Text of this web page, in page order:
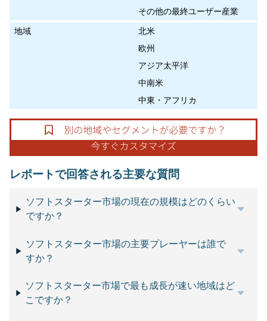
その他の最終ユーザー産業
地域
北米
欧州
アジア太平洋
中南米
中東・アフリカ
レポートで回答される主要な質問
ソフトスターター市場の現在の規模はどのくらい
ですか？
ソフトスターター市場の主要プレーヤーは誰で
すか？
ソフトスターター市場で最も成長が速い地域はど
こですか？